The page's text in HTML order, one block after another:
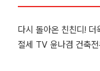
다시 돌아온 친친디! 더
절세 TV 윤나겸 건축